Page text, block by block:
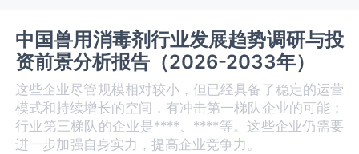
中国兽用消毒剂行业发展趋势调研与投
资前景分析报告（2026-2033年）
这些企业尽管规模相对较小，但已经具备了稳定的运营
模式和持续增长的空间，有冲击第一梯队企业的可能；
行业第三梯队的企业是****、****等。这些企业仍需要
进一步加强自身实力，提高企业竞争力。